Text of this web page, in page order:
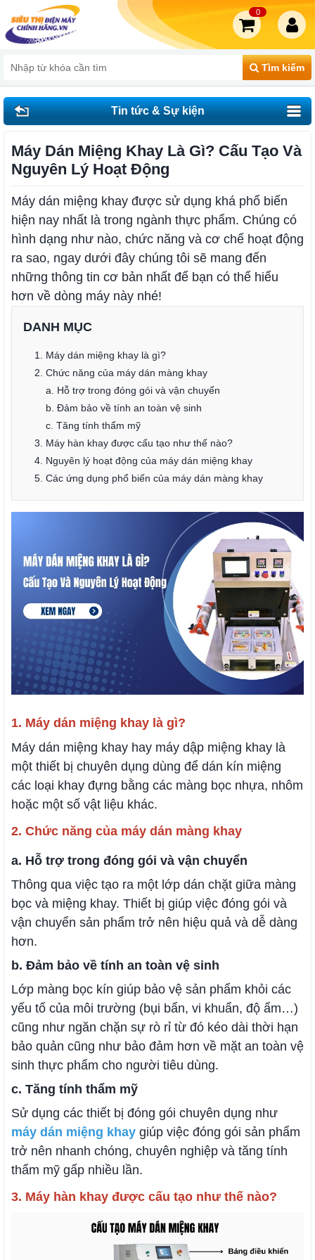
Tìm kiếm
0
Tin tức & Sự kiện
Máy Dán Miệng Khay Là Gì? Cấu Tạo Và
Nguyên Lý Hoạt Động
Máy dán miệng khay được sử dụng khá phổ biến
hiện nay nhất là trong ngành thực phẩm. Chúng có
hình dạng như nào, chức năng và cơ chế hoạt động
ra sao, ngay dưới đây chúng tôi sẽ mang đến
những thông tin cơ bản nhất để bạn có thể hiểu
hơn về dòng máy này nhé!
DANH MỤC
1. Máy dán miệng khay là gì?
2. Chức năng của máy dán màng khay
a. Hỗ trợ trong đóng gói và vận chuyển
b. Đảm bảo về tính an toàn vệ sinh
c. Tăng tính thẩm mỹ
3. Máy hàn khay được cấu tạo như thế nào?
4. Nguyên lý hoạt động của máy dán miệng khay
5. Các ứng dụng phổ biến của máy dán màng khay
1. Máy dán miệng khay là gì?
Máy dán miệng khay hay máy dập miệng khay là
một thiết bị chuyên dụng dùng để dán kín miệng
các loại khay đựng bằng các màng bọc nhựa, nhôm
hoặc một số vật liệu khác.
2. Chức năng của máy dán màng khay
a. Hỗ trợ trong đóng gói và vận chuyển
Thông qua việc tạo ra một lớp dán chặt giữa màng
bọc và miệng khay. Thiết bị giúp việc đóng gói và
vận chuyển sản phẩm trở nên hiệu quả và dễ dàng
hơn.
b. Đảm bảo về tính an toàn vệ sinh
Lớp màng bọc kín giúp bảo vệ sản phẩm khỏi các
yếu tố của môi trường (bụi bẩn, vi khuẩn, độ ẩm…)
cũng như ngăn chặn sự rò rỉ từ đó kéo dài thời hạn
bảo quản cũng như bảo đảm hơn về mặt an toàn vệ
sinh thực phẩm cho người tiêu dùng.
c. Tăng tính thẩm mỹ
Sử dụng các thiết bị đóng gói chuyên dụng như
máy dán miệng khay giúp việc đóng gói sản phẩm
trở nên nhanh chóng, chuyên nghiệp và tăng tính
thẩm mỹ gấp nhiều lần.
3. Máy hàn khay được cấu tạo như thế nào?